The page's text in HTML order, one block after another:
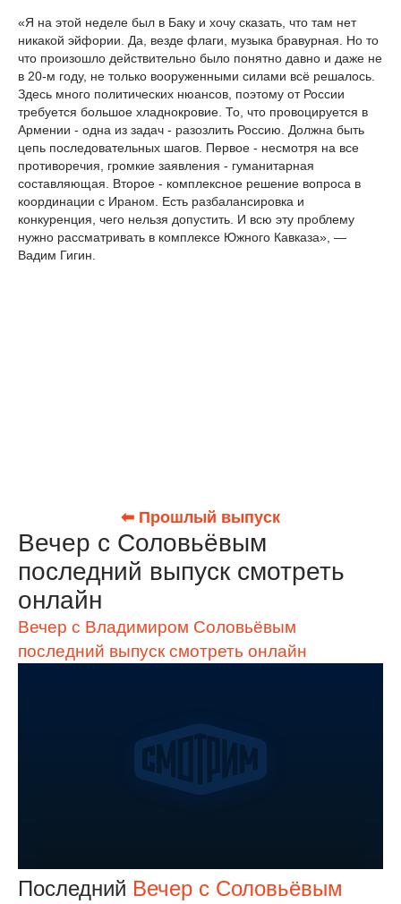
«Я на этой неделе был в Баку и хочу сказать, что там нет
никакой эйфории. Да, везде флаги, музыка бравурная. Но то
что произошло действительно было понятно давно и даже не
в 20-м году, не только вооруженными силами всё решалось.
Здесь много политических нюансов, поэтому от России
требуется большое хладнокровие. То, что провоцируется в
Армении - одна из задач - разозлить Россию. Должна быть
цепь последовательных шагов. Первое - несмотря на все
противоречия, громкие заявления - гуманитарная
составляющая. Второе - комплексное решение вопроса в
координации с Ираном. Есть разбалансировка и
конкуренция, чего нельзя допустить. И всю эту проблему
нужно рассматривать в комплексе Южного Кавказа», —
Вадим Гигин.
⬅ Прошлый выпуск
Вечер с Соловьёвым
последний выпуск смотреть
онлайн
Вечер с Владимиром Соловьёвым
последний выпуск смотреть онлайн
Последний Вечер с Соловьёвым